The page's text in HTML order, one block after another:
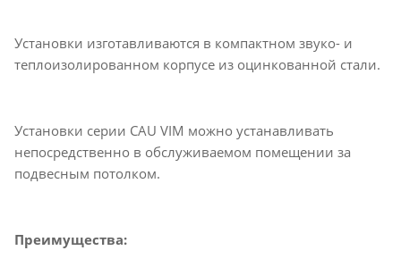
Установки изготавливаются в компактном звуко- и
теплоизолированном корпусе из оцинкованной стали.
Установки серии CAU VIM можно устанавливать
непосредственно в обслуживаемом помещении за
подвесным потолком.
Преимущества: